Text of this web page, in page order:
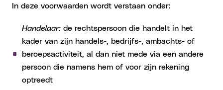
In deze voorwaarden wordt verstaan onder:
Handelaar: de rechtspersoon die handelt in het
kader van zijn handels-, bedrijfs-, ambachts- of
beroepsactiviteit, al dan niet mede via een andere
persoon die namens hem of voor zijn rekening
optreedt